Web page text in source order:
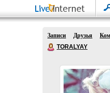
Записи Друзья
TORALYAY